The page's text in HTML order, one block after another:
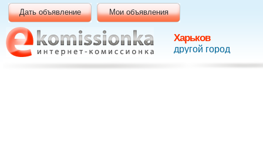
Харьков
другой город
Дать объявление Мои объявления